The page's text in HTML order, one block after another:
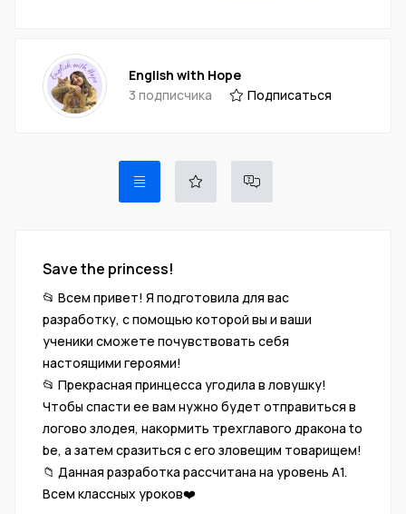
English with Hope
3 подписчика
Подписаться
Save the princess!
📂 Всем привет! Я подготовила для вас
разработку, с помощью которой вы и ваши
ученики сможете почувствовать себя
настоящими героями!
📂 Прекрасная принцесса угодила в ловушку!
Чтобы спасти ее вам нужно будет отправиться в
логово злодея, накормить трехглавого дракона to
be, а затем сразиться с его зловещим товарищем!
📁 Данная разработка рассчитана на уровень А1.
Всем классных уроков❤️